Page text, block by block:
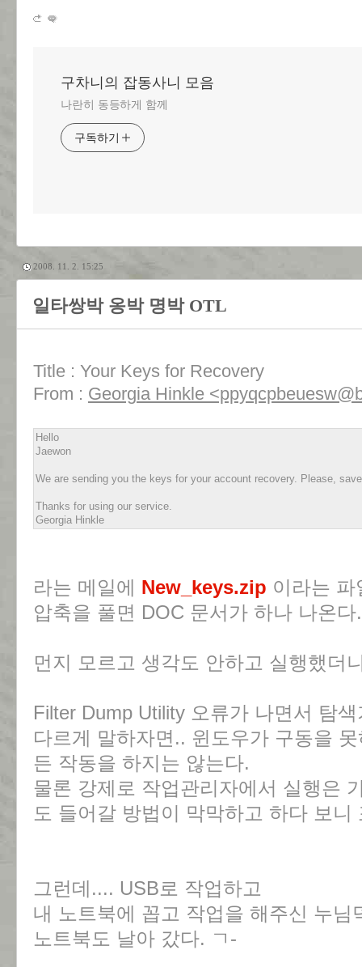
구차니의 잡동사니 모음
나란히 동등하게 함께
구독하기
2008. 11. 2. 15:25
일타쌍박 옹박 명박 OTL
Title : Your Keys for Recovery
From : Georgia Hinkle
Hello
Jaewon
We are sending you the keys for your account recovery. Please,
Thanks for using our service.
Georgia Hinkle
라는 메일에 New_keys.zip 이라는
압축을 풀면 DOC 문서가 하나 나온다.
먼지 모르고 생각도 안하고 실행했더
Filter Dump Utility 오류가 나면서 탐
다르게 말하자면.. 윈도우가 구동을
든 작동을 하지는 않는다.
물론 강제로 작업관리자에서 실행은
도 들어갈 방법이 막막하고 하다 보니
그런데.... USB로 작업하고
내 노트북에 꼽고 작업을 해주신 누님
노트북도 날아 갔다. ㄱ-